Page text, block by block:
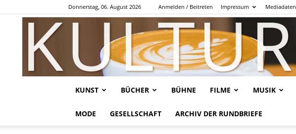
Donnerstag, 06. August 2026 Anmelden / Beitreten Impressum Mediadaten
KUNST BÜCHER BÜHNE FILME MUSIK
MODE GESELLSCHAFT ARCHIV DER RUNDBRIEFE